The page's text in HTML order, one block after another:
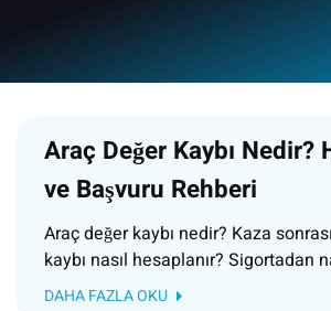
Araç Değer Kaybı Nedir?
ve Başvuru Rehberi
Araç değer kaybı nedir? Kaza
kaybı nasıl hesaplanır? Sigortadan
DAHA FAZLA OKU